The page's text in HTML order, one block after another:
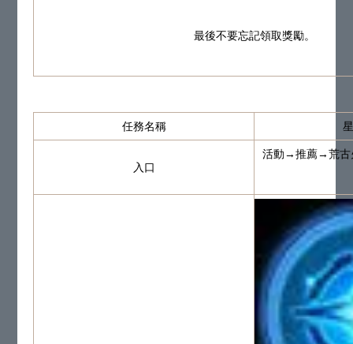
最後不要忘記領取獎勵。
任務名稱
入口
活動→推薦→荒